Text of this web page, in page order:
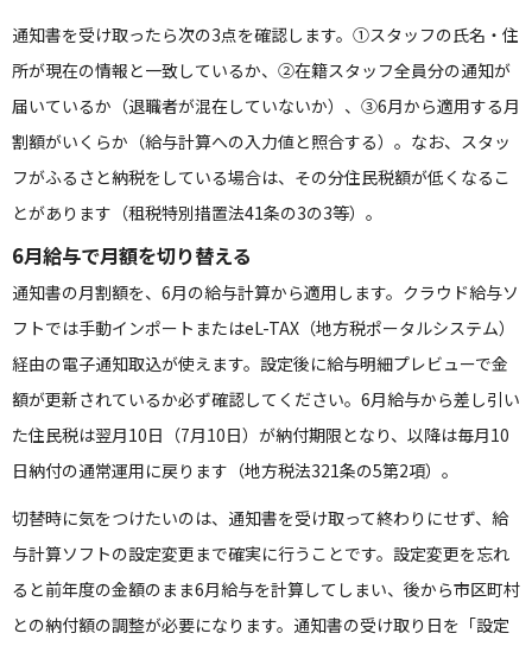
通知書を受け取ったら次の3点を確認します。①スタッフの氏名・住
所が現在の情報と一致しているか、②在籍スタッフ全員分の通知が
届いているか（退職者が混在していないか）、③6月から適用する月
割額がいくらか（給与計算への入力値と照合する）。なお、スタッ
フがふるさと納税をしている場合は、その分住民税額が低くなるこ
とがあります（租税特別措置法41条の3の3等）。
6月給与で月額を切り替える
通知書の月割額を、6月の給与計算から適用します。クラウド給与ソ
フトでは手動インポートまたはeL-TAX（地方税ポータルシステム）
経由の電子通知取込が使えます。設定後に給与明細プレビューで金
額が更新されているか必ず確認してください。6月給与から差し引い
た住民税は翌月10日（7月10日）が納付期限となり、以降は毎月10
日納付の通常運用に戻ります（地方税法321条の5第2項）。
切替時に気をつけたいのは、通知書を受け取って終わりにせず、給
与計算ソフトの設定変更まで確実に行うことです。設定変更を忘れ
ると前年度の金額のまま6月給与を計算してしまい、後から市区町村
との納付額の調整が必要になります。通知書の受け取り日を「設定